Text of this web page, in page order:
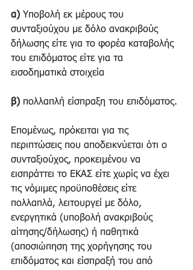
α) Υποβολή εκ μέρους του
συνταξιούχου με δόλο ανακριβούς
δήλωσης είτε για το φορέα καταβολής
του επιδόματος είτε για τα
εισοδηματικά στοιχεία
β) πολλαπλή είσπραξη του επιδόματος.
Επομένως, πρόκειται για τις
περιπτώσεις που αποδεικνύεται ότι ο
συνταξιούχος, προκειμένου να
εισπράττει το ΕΚΑΣ είτε χωρίς να έχει
τις νόμιμες προϋποθέσεις είτε
πολλαπλά, λειτουργεί με δόλο,
ενεργητικά (υποβολή ανακριβούς
αίτησης/δήλωσης) ή παθητικά
(αποσιώπηση της χορήγησης του
επιδόματος και είσπραξή του από